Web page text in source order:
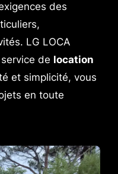
des
LG LOCA
service de location
et simplicité, vous
en toute